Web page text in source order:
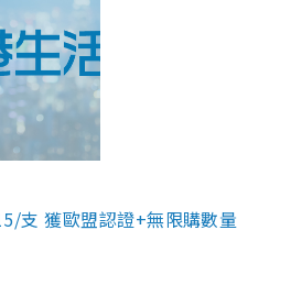
支 獲歐盟認證+無限購數量